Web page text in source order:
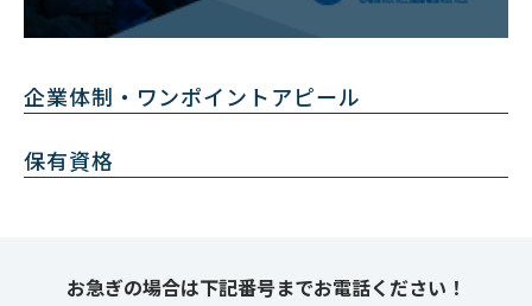
企業体制・ワンポイントアピール
保有資格
お急ぎの場合は下記番号までお電話ください！